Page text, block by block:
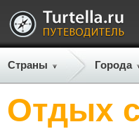
Страны Города
Отдых